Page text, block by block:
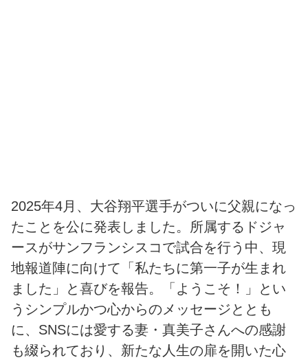
2025年4月、大谷翔平選手がついに父親になっ
たことを公に発表しました。所属するドジャ
ースがサンフランシスコで試合を行う中、現
地報道陣に向けて「私たちに第一子が生まれ
ました」と喜びを報告。「ようこそ！」とい
うシンプルかつ心からのメッセージととも
に、SNSには愛する妻・真美子さんへの感謝
も綴られており、新たな人生の扉を開いた心